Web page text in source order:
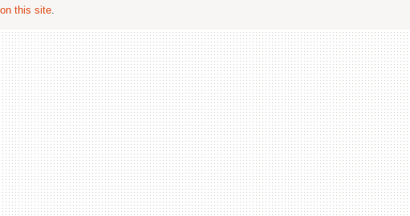
this site.